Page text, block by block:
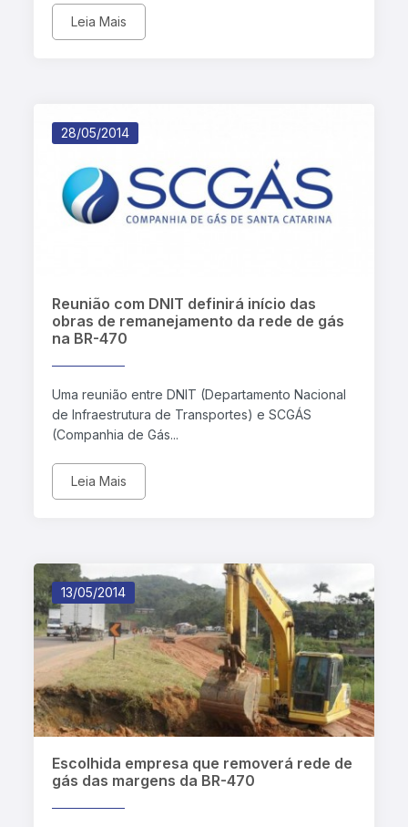
Leia Mais
28/05/2014
Reunião com DNIT definirá início das
obras de remanejamento da rede de gás
na BR-470
Uma reunião entre DNIT (Departamento Nacional
de Infraestrutura de Transportes) e SCGÁS
(Companhia de Gás...
Leia Mais
13/05/2014
Escolhida empresa que removerá rede de
gás das margens da BR-470